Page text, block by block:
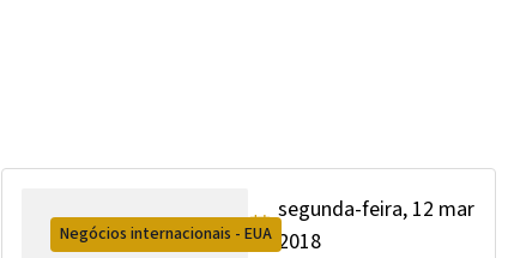
Negócios internacionais - EUA
segunda-feira, 12 mar
2018